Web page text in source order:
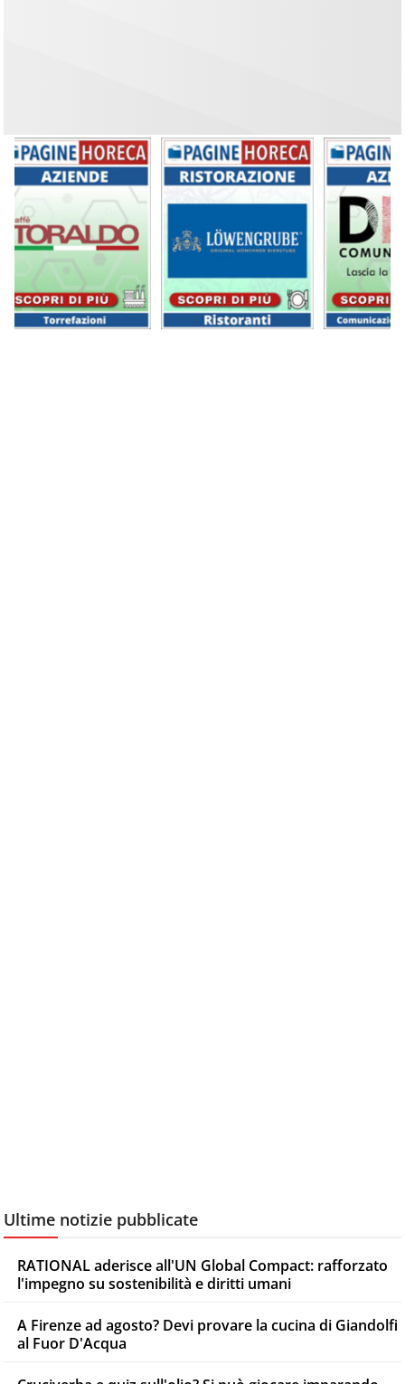
Ultime notizie pubblicate
RATIONAL aderisce all'UN Global Compact: rafforzato
l'impegno su sostenibilità e diritti umani
A Firenze ad agosto? Devi provare la cucina di Giandolfi
al Fuor D'Acqua